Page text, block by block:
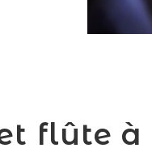
flûte à